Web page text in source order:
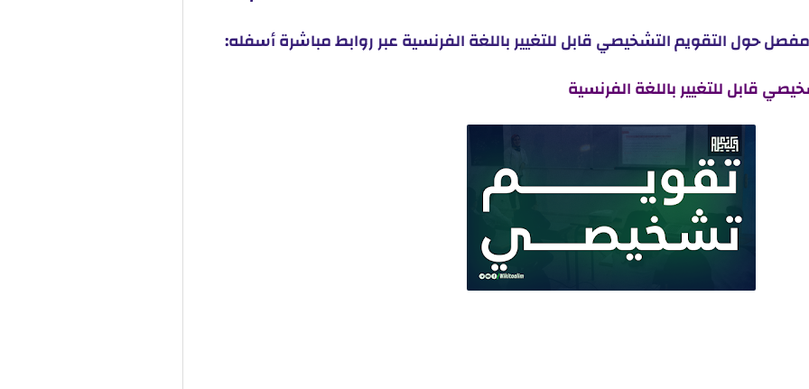
حول التقويم التشخيصي قابل للتغيير باللغة الفرنسية عبر روابط مباشرة أسفله:
قابل للتغيير باللغة الفرنسية